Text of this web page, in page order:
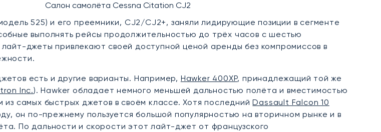
Салон самолёта Cessna Citation CJ2
525) и его преемники, CJ2/CJ2+, заняли лидирующие позиции в сегменте
выполнять рейсы продолжительностью до трёх часов с шестью
джеты привлекают своей доступной ценой аренды без компромиссов в
есть и другие варианты. Например, Hawker 400XP, принадлежащий той же
Inc.). Hawker обладает немного меньшей дальностью полёта и вместимостью
из самых быстрых джетов в своём классе. Хотя последнийDassault Falcon 10
он по-прежнему пользуется большой популярностью на вторичном рынке и в
По дальности и скорости этот лайт-джет от французского